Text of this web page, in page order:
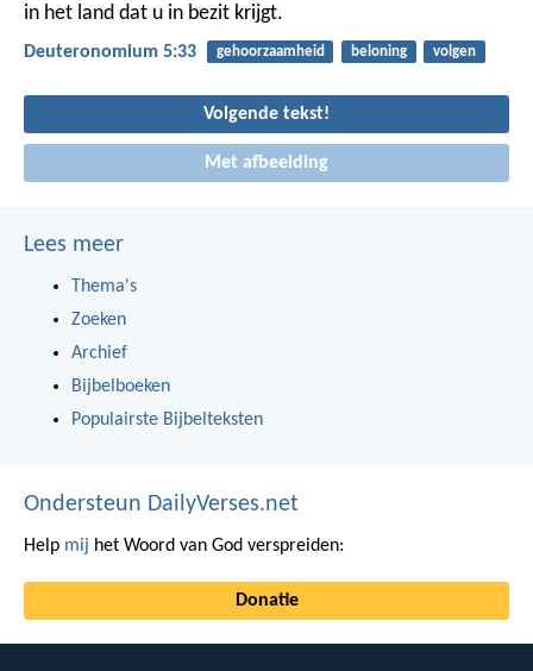
in het land dat u in bezit krijgt.
Deuteronomium 5:33 gehoorzaamheid beloning volgen
Volgende tekst!
Met afbeelding
Lees meer
Thema's
Zoeken
Archief
Bijbelboeken
Populairste Bijbelteksten
Ondersteun DailyVerses.net
Help mij het Woord van God verspreiden:
Donatie